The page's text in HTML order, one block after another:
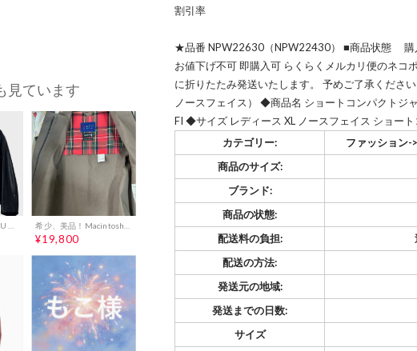
見ています
¥19,800
割引率
★品番 NPW22630（NPW22430） ■商品状態
お値下げ不可 即購入可 らくらくメルカリ便のネコ
に折りたたみ発送いたします。 予めご了承くださ
ノースフェイス） ◆商品名 ショートコンパクトジ
FI ◆サイズ レディース XL ノースフェイス ショー
カテゴリー:
ファッション-
商品のサイズ:
ブランド:
商品の状態:
配送料の負担:
配送の方法:
発送元の地域:
発送までの日数:
サイズ